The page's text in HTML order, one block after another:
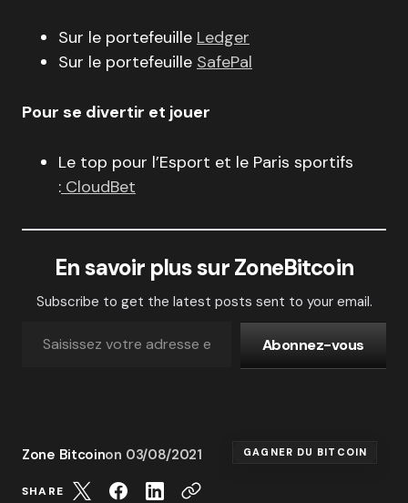
Sur le portefeuille Ledger
Sur le portefeuille SafePal
Pour se divertir et jouer
Le top pour l’Esport et le Paris sportifs
: CloudBet
En savoir plus sur ZoneBitcoin
Subscribe to get the latest posts sent to your email.
Abonnez-vous
Zone Bitcoinon 03/08/2021 GAGNER DU BITCOIN
SHARE